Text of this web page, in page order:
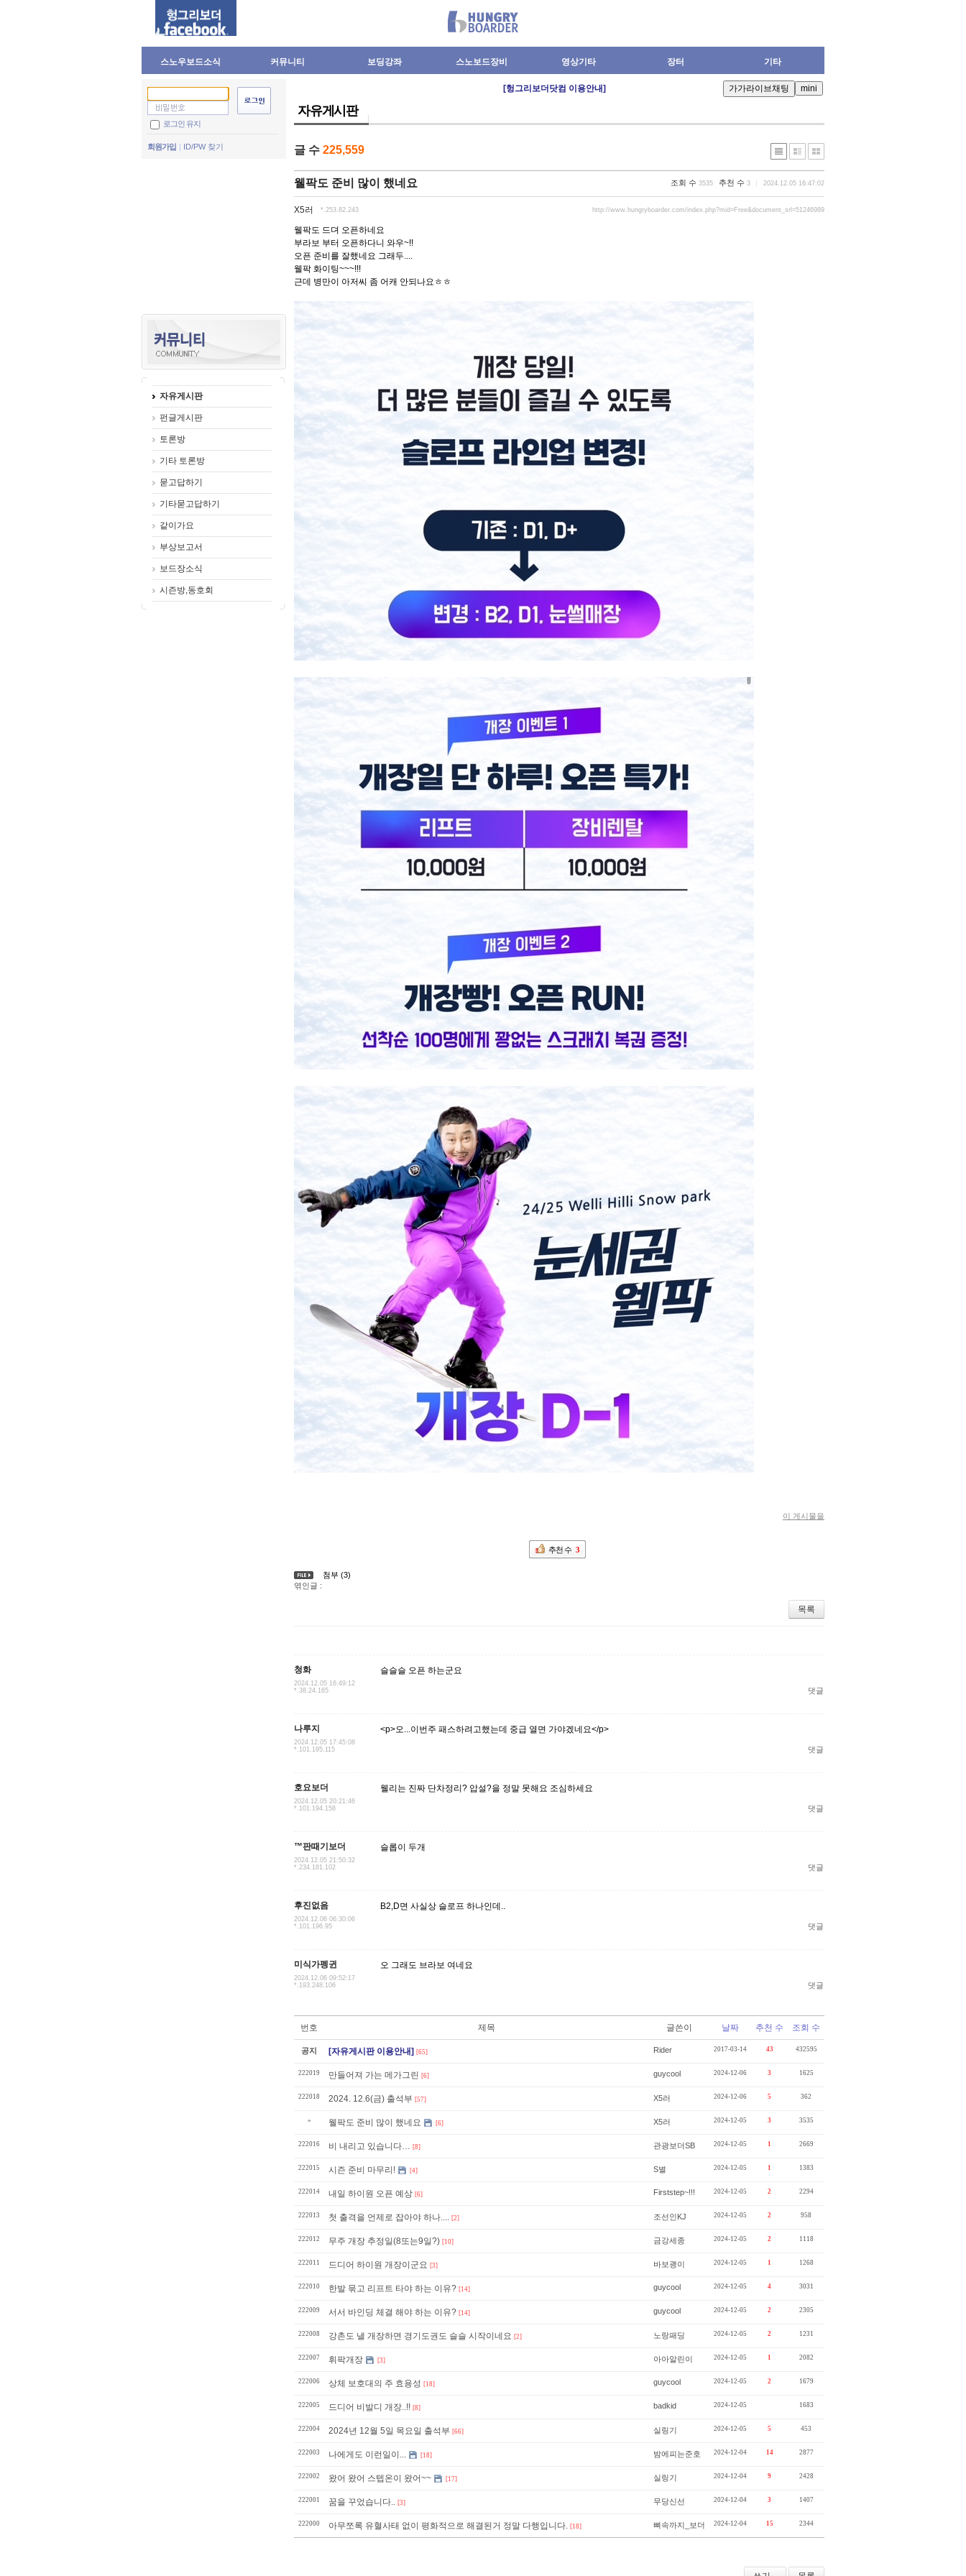
스노우보드소식 커뮤니티 보딩강좌 스노보드장비 영상기타 장터 기타
로그인 유지
회원가입 ID/PW 찾기
자유게시판
펀글게시판
토론방
기타 토론방
묻고답하기
기타묻고답하기
같이가요
부상보고서
보드장소식
시즌방,동호회
[헝그리보더닷컴 이용안내]
자유게시판
글 수 225,559
웰팍도 준비 많이 했네요 조회 수 3535 추천 수 3 2024.12.05 16:47:02
X5러 *.253.82.243 http://www.hungryboarder.com/index.php?mid=Free&document_srl=51246989
웰팍도 드뎌 오픈하네요
부라보 부터 오픈하다니 와우~!!
오픈 준비를 잘했네요 그래두....
웰팍 화이팅~~~!!!
근데 병만이 아저씨 좀 어캐 안되나요ㅎㅎ
이 게시물을
추천 수 3
첨부 (3)
엮인글 :
목록
청화
2024.12.05 16:49:12
*.38.24.165
슬슬슬 오픈 하는군요
댓글
나루지
2024.12.05 17:45:08
*.101.195.115
<p>오...이번주 패스하려고했는데 중급 열면 가야겠네요</p>
댓글
호요보더
2024.12.05 20:21:46
*.101.194.158
웰리는 진짜 단차정리? 압설?을 정말 못해요 조심하세요
댓글
™판때기보더
2024.12.05 21:50:32
*.234.181.102
슬롭이 두개
댓글
후진없음
2024.12.06 06:30:06
*.101.196.95
B2,D면 사실상 슬로프 하나인데..
댓글
미식가펭귄
2024.12.06 09:52:17
*.193.248.106
오 그래도 브라보 여네요
댓글
번호 제목 글쓴이 날짜 추천 수 조회 수
공지 [자유게시판 이용안내] [65] Rider 2017-03-14 43 432595
222019 만들어져 가는 메가그린 [6] guycool 2024-12-06 3 1625
222018 2024. 12.6(금) 출석부 [57] X5러 2024-12-06 5 362
» 웰팍도 준비 많이 했네요 [6] X5러 2024-12-05 3 3535
222016 비 내리고 있습니다… [8] 관광보더SB 2024-12-05 1 2669
222015 시즌 준비 마무리! [4] S별 2024-12-05 1 1383
222014 내일 하이원 오픈 예상 [6] Firststep~!!! 2024-12-05 2 2294
222013 첫 출격을 언제로 잡아야 하나.... [2] 조선인KJ 2024-12-05 2 958
222012 무주 개장 추정일(8또는9일?) [10] 금강세종 2024-12-05 2 1118
222011 드디어 하이원 개장이군요 [3] 바보괭이 2024-12-05 1 1268
222010 한발 묶고 리프트 타야 하는 이유? [14] guycool 2024-12-05 4 3031
222009 서서 바인딩 체결 해야 하는 이유? [14] guycool 2024-12-05 2 2305
222008 강촌도 낼 개장하면 경기도권도 슬슬 시작이네요 [2] 노랑패딩 2024-12-05 2 1231
222007 휘팍개장 [3] 아아알린이 2024-12-05 1 2082
222006 상체 보호대의 주 효용성 [18] guycool 2024-12-05 2 1679
222005 드디어 비발디 개장..!! [8] badkid 2024-12-05 1683
222004 2024년 12월 5일 목요일 출석부 [66] 실링기 2024-12-05 5 453
222003 나에게도 이런일이... [18] 밤에피는준호 2024-12-04 14 2877
222002 왔어 왔어 스텝온이 왔어~~ [17] 실링기 2024-12-04 9 2428
222001 꿈을 꾸었습니다.. [3] 무당신선 2024-12-04 3 1407
222000 아무쪼록 유혈사태 없이 평화적으로 해결된거 정말 다행입니다. [18] 뼈속까지_보더 2024-12-04 15 2344